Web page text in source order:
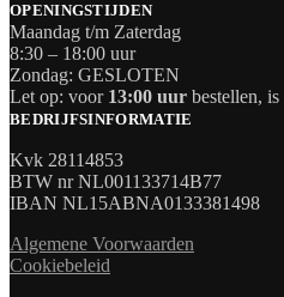
OPENINGSTIJDEN
Maandag t/m Zaterdag
8:30 – 18:00 uur
Zondag: GESLOTEN
Let op: voor 13:00 uur bestellen,
BEDRIJFSINFORMATIE
Kvk 28114853
BTW nr NL001133714B77
IBAN NL15ABNA0133381498
Algemene Voorwaarden
Cookiebeleid